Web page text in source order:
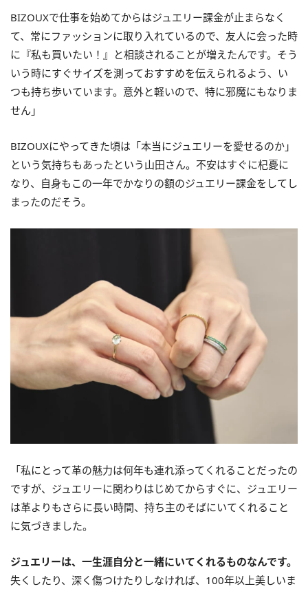
BIZOUXで仕事を始めてからはジュエリー課金が止まらなく
て、常にファッションに取り入れているので、友人に会った時
に『私も買いたい！』と相談されることが増えたんです。そう
いう時にすぐサイズを測っておすすめを伝えられるよう、い
つも持ち歩いています。意外と軽いので、特に邪魔にもなりま
せん」
BIZOUXにやってきた頃は「本当にジュエリーを愛せるのか」
という気持ちもあったという山田さん。不安はすぐに杞憂に
なり、自身もこの一年でかなりの額のジュエリー課金をしてし
まったのだそう。
「私にとって革の魅力は何年も連れ添ってくれることだったの
ですが、ジュエリーに関わりはじめてからすぐに、ジュエリー
は革よりもさらに長い時間、持ち主のそばにいてくれること
に気づきました。
ジュエリーは、一生涯自分と一緒にいてくれるものなんです。
失くしたり、深く傷つけたりしなければ、100年以上美しいま